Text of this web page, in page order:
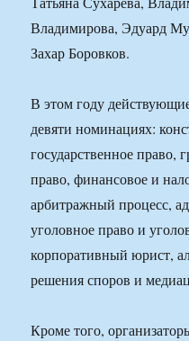
Владимирова, Эдуард
Захар Боровков.
В этом году
девяти номинациях:
государственное право,
право, финансовое и
арбитражный процесс,
уголовное право и
корпоративный юрист,
решения споров и
Кроме того,